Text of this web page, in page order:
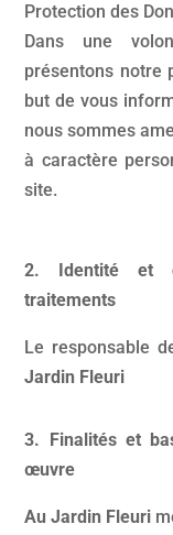
Protection des
Dans une
présentons notre
but de vous
nous sommes
à caractère
site.
2. Identité et
traitements
Le responsable
Jardin Fleuri
3. Finalités et
œuvre
Au Jardin Fleuri